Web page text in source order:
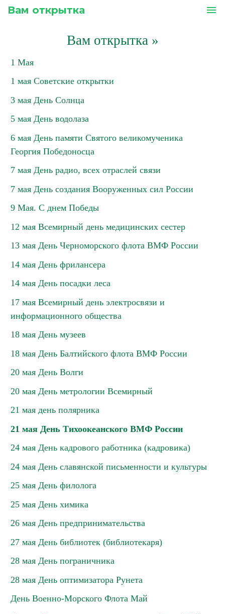
Вам открытка menu
Вам открытка»
1 Мая
1 мая Советские открытки
3 мая День Солнца
5 мая День водолаза
6 мая День памяти Святого великомученика
Георгия Победоносца
7 мая День радио, всех отраслей связи
7 мая День создания Вооруженных сил России
9 Мая. С днем Победы
12 мая Всемирный день медицинских сестер
13 мая День Черноморского флота ВМФ России
14 мая День фрилансера
14 мая День посадки леса
17 мая Всемирный день электросвязи и
информационного общества
18 мая День музеев
18 мая День Балтийского флота ВМФ России
20 мая День Волги
20 мая День метрологии Всемирный
21 мая день полярника
21 мая День Тихоокеанского ВМФ России
24 мая День кадрового работника (кадровика)
24 мая День славянской письменности и культуры
25 мая День филолога
25 мая День химика
26 мая День предпринимательства
27 мая День библиотек (библиотекаря)
28 мая День пограничника
28 мая День оптимизатора Рунета
День Военно-Морского Флота Май